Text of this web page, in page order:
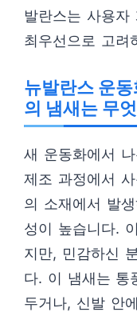
발란스는 사용자
최우선으로 고려
뉴발란스 운
의 냄새는 무
새 운동화에서
제조 과정에서
의 소재에서 발
성이 높습니다.
지만, 민감하신
다. 이 냄새는 통
두거나, 신발 안